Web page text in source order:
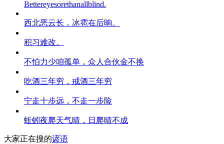
Bettereyesorethanallblind.
西北恶云长，冰雹在后晌。
积习难改。
不怕力少咱孤单，众人合伙金不换
吃酒三年穷，戒酒三年穷
宁走十步远，不走一步险
蚯蚓夜爬天气晴，日爬晴不成
大家正在搜的谚语